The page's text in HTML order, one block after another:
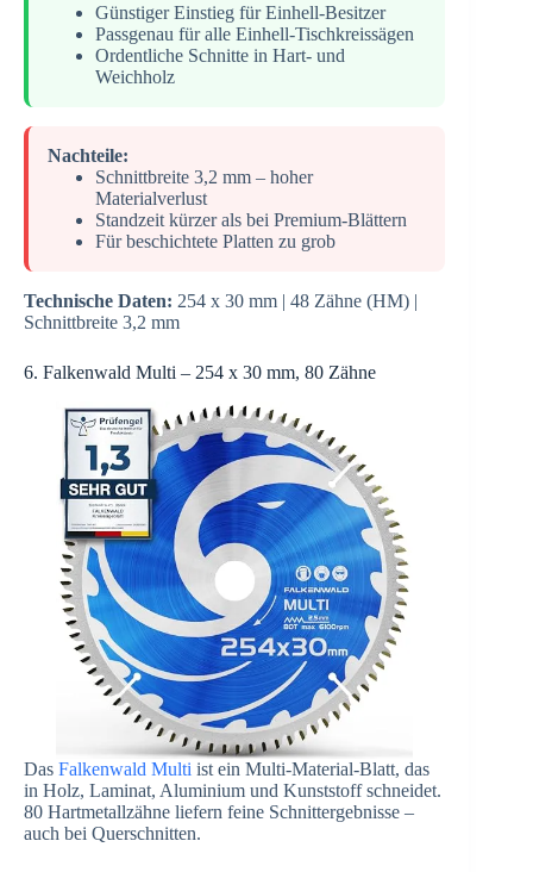
Günstiger Einstieg für Einhell-Besitzer
Passgenau für alle Einhell-Tischkreissägen
Ordentliche Schnitte in Hart- und
Weichholz
Nachteile:
Schnittbreite 3,2 mm – hoher
Materialverlust
Standzeit kürzer als bei Premium-Blättern
Für beschichtete Platten zu grob
Technische Daten: 254 x 30 mm | 48 Zähne (HM) |
Schnittbreite 3,2 mm
6. Falkenwald Multi – 254 x 30 mm, 80 Zähne
Das Falkenwald Multi ist ein Multi-Material-Blatt, das
in Holz, Laminat, Aluminium und Kunststoff schneidet.
80 Hartmetallzähne liefern feine Schnittergebnisse –
auch bei Querschnitten.